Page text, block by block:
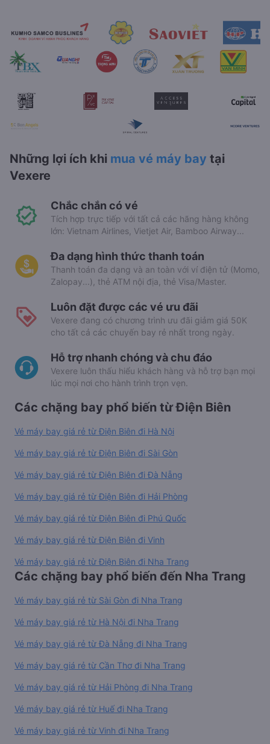
Những lợi ích khi mua vé máy bay tại
Vexere
Chắc chắn có vé
Tích hợp trực tiếp với tất cả các hãng hàng không
lớn: Vietnam Airlines, Vietjet Air, Bamboo Airway...
Đa dạng hình thức thanh toán
Thanh toán đa dạng và an toàn với ví điện tử (Momo,
Zalopay...), thẻ ATM nội địa, thẻ Visa/Master.
Luôn đặt được các vé ưu đãi
Vexere đang có chương trình ưu đãi giảm giá 50K
cho tất cả các chuyến bay rẻ nhất trong ngày.
Hỗ trợ nhanh chóng và chu đáo
Vexere luôn thấu hiểu khách hàng và hỗ trợ bạn mọi
lúc mọi nơi cho hành trình trọn vẹn.
Các chặng bay phổ biến từ Điện Biên
Vé máy bay giá rẻ từ Điện Biên đi Hà Nội
Vé máy bay giá rẻ từ Điện Biên đi Sài Gòn
Vé máy bay giá rẻ từ Điện Biên đi Đà Nẵng
Vé máy bay giá rẻ từ Điện Biên đi Hải Phòng
Vé máy bay giá rẻ từ Điện Biên đi Phú Quốc
Vé máy bay giá rẻ từ Điện Biên đi Vinh
Vé máy bay giá rẻ từ Điện Biên đi Nha Trang
Các chặng bay phổ biến đến Nha Trang
Vé máy bay giá rẻ từ Sài Gòn đi Nha Trang
Vé máy bay giá rẻ từ Hà Nội đi Nha Trang
Vé máy bay giá rẻ từ Đà Nẵng đi Nha Trang
Vé máy bay giá rẻ từ Cần Thơ đi Nha Trang
Vé máy bay giá rẻ từ Hải Phòng đi Nha Trang
Vé máy bay giá rẻ từ Huế đi Nha Trang
Vé máy bay giá rẻ từ Vinh đi Nha Trang